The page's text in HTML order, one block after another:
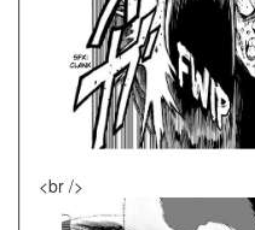
<br />